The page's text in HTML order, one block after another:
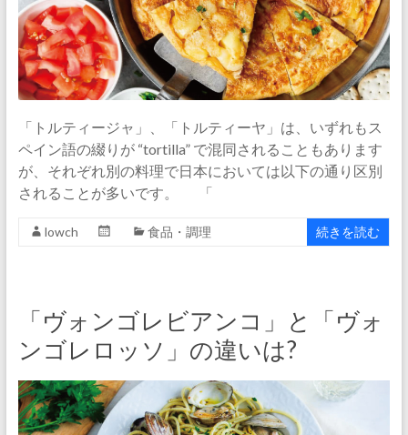
「トルティージャ」、「トルティーヤ」は、いずれもス
ペイン語の綴りが “tortilla” で混同されることもあります
が、それぞれ別の料理で日本においては以下の通り区別
されることが多いです。 「
lowch 食品・調理 続きを読む
「ヴォンゴレビアンコ」と「ヴォ
ンゴレロッソ」の違いは?